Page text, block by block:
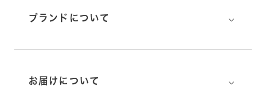
ブランドについて ⌵
お届けについて ⌵